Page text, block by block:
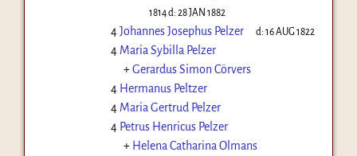
1814d: 28 JAN 1882
4Johannes Josephus Pelzer d:16 AUG 1822
4 Maria Sybilla Pelzer
+Gerardus Simon Cörvers
4 Hermanus Peltzer
4 Maria Gertrud Pelzer
4 Petrus Henricus Pelzer
+ Helena Catharina Olmans